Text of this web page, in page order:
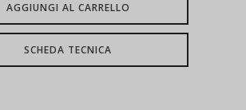
AGGIUNGI AL CARRELLO
SCHEDA TECNICA